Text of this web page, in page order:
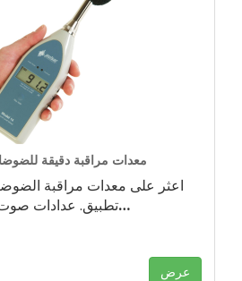
معدات مراقبة دقيقة
اعثر على معدات مراقبة
تطبيق. عدادات صوت…
عرض